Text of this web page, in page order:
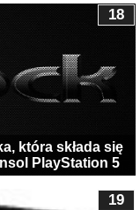
która składa się
PlayStation 5
18
19